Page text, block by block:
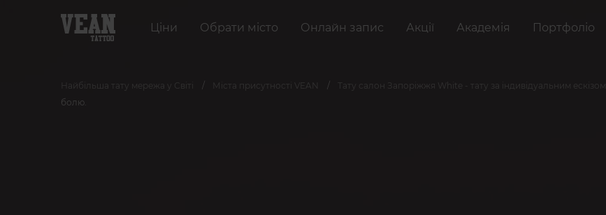
Ціни Обрати місто Онлайн запис Акції Академія Портфоліо
Найбільша тату мережа у Світі Міста присутності VEAN Тату салон Запоріжжя White - тату за індивідуальним ескізом
болю.